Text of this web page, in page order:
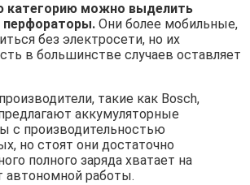
категорию можно выделить
перфораторы. Они более мобильные,
без электросети, но их
в большинстве случаев оставляет
такие как Bosch,
аккумуляторные
с производительностью
но стоят они достаточно
полного заряда хватает на
автономной работы.